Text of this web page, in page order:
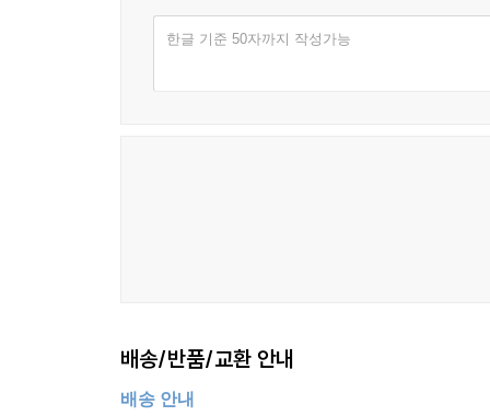
사이버안보를 위한 중국의 전략＿유엔의 사이버
하 많은 기구들이 결의안을 발의하지만 실질적으
새로운 패러다임을 제시한다.
다른 역사의 흐름을 경험하고 있다. 또 국경
정보지식사회의 도래 등 문명의 대전환기를 맞고
한글 기준 50자까지 작성가능
배송/반품/교환 안내
배송 안내